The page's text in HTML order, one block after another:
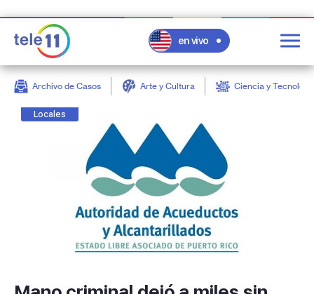
en vivo
Archivo de Casos Arte y Cultura Ciencia y
Locales
post